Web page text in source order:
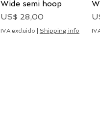
Vista rápida
Wide semi hoop
Precio
US$ 28,00
IVA excluido | Shipping info